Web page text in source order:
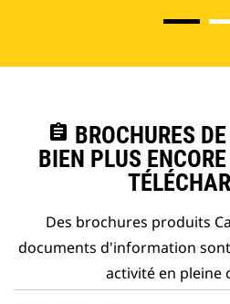
assignment BROCHURES
BIEN PLUS
Des brochures produits
documents d'information
activité en pleine